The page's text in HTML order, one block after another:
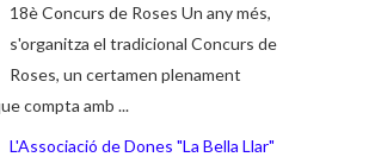
18è Concurs de Roses Un any més,
s'organitza el tradicional Concurs de
Roses, un certamen plenament
compta amb ...
L'Associació de Dones "La Bella Llar"